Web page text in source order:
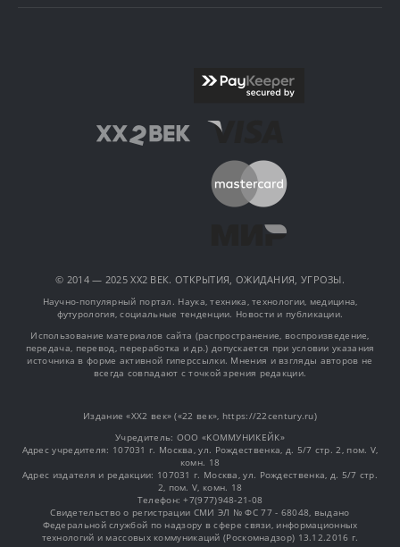
© 2014 — 2025 XX2 ВЕК. ОТКРЫТИЯ, ОЖИДАНИЯ, УГРОЗЫ.
Научно-популярный портал. Наука, техника, технологии, медицина,
футурология, социальные тенденции. Новости и публикации.
Использование материалов сайта (распространение, воспроизведение,
передача, перевод, переработка и др.) допускается при условии указания
источника в форме активной гиперссылки. Мнения и взгляды авторов не
всегда совпадают с точкой зрения редакции.
Издание «XX2 век» («22 век», https://22century.ru)
Учредитель: OOO «КОММУНИКЕЙК»
Адрес учредителя: 107031 г. Москва, ул. Рождественка, д. 5/7 стр. 2, пом. V,
комн. 18
Адрес издателя и редакции: 107031 г. Москва, ул. Рождественка, д. 5/7 стр.
2, пом. V, комн. 18
Телефон: +7(977)948-21-08
Свидетельство о регистрации СМИ ЭЛ № ФС 77 - 68048, выдано
Федеральной службой по надзору в сфере связи, информационных
технологий и массовых коммуникаций (Роскомнадзор) 13.12.2016 г.